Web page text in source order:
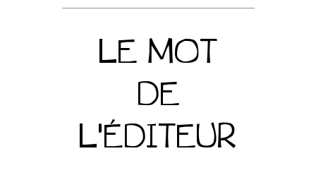
LE MOT
DE
L'ÉDITEUR